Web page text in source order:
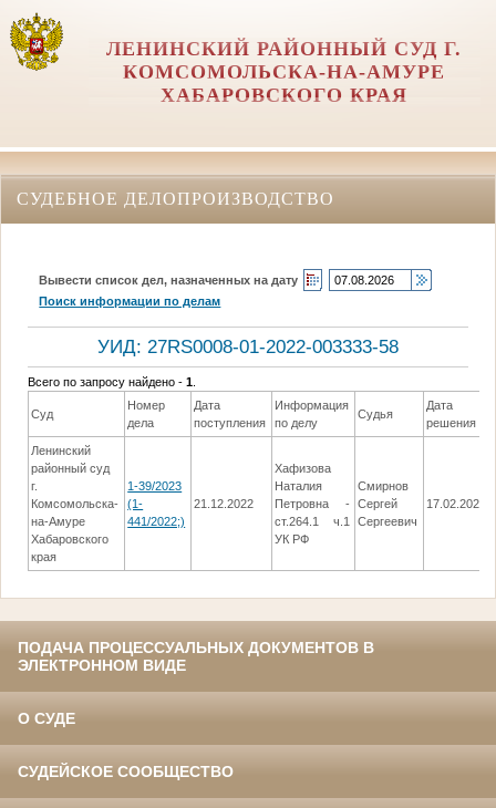
ЛЕНИНСКИЙ РАЙОННЫЙ СУД Г.
КОМСОМОЛЬСКА-НА-АМУРЕ
ХАБАРОВСКОГО КРАЯ
СУДЕБНОЕ ДЕЛОПРОИЗВОДСТВО
Вывести список дел, назначенных на дату
Поиск информации по делам
УИД: 27RS0008-01-2022-003333-58
Всего по запросу найдено -1
Суд
Номер
дела
Дата
поступления
Информация
по делу
Судья
Дата
решения
Ленинский
районный суд
г.
Комсомольска-
на-Амуре
Хабаровского
края
1-39/2023
(1-
441/2022;)
21.12.2022
Хафизова
Наталия
Петровна -
ст.264.1 ч.1
УК РФ
Смирнов
Сергей
Сергеевич
17.02.2023
ПОДАЧА ПРОЦЕССУАЛЬНЫХ ДОКУМЕНТОВ В
ЭЛЕКТРОННОМ ВИДЕ
О СУДЕ
СУДЕЙСКОЕ СООБЩЕСТВО